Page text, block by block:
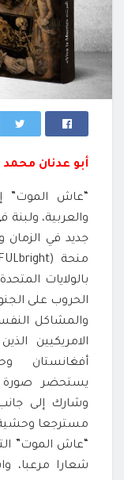
أبو عدنان محمد
“عاش الموت”
والعربية، ولبنة
جديد في
بالولايات
الحروب على
والمشاكل
الامريكيين
أفغانستان
يستحضر صورة
وشارك إلى جانب
مسترجعا وحشية
“عاش الموت”
شعارا مرعبا،